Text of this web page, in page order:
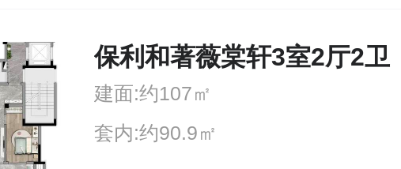
保利和著薇棠轩3室2厅2卫
建面:约107㎡
套内:约90.9㎡